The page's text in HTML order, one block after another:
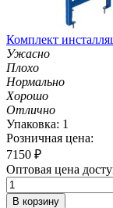
Комплект
Ужасно
Плохо
Нормально
Хорошо
Отлично
Упаковка: 1
Розничная цена:
7150 ₽
Оптовая цена
В корзину